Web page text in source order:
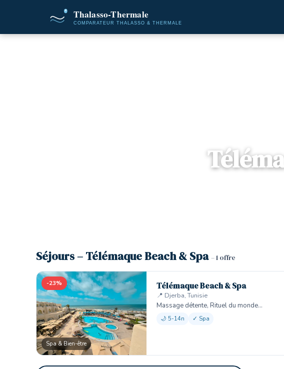
Séjours – Télémaque Beach & Spa – 1 offre
-23%
Spa & Bien-être
Télémaque Beach & Spa
📍 Djerba, Tunisie
Massage détente, Rituel du monde…
🌙 5-14n ✓ Spa